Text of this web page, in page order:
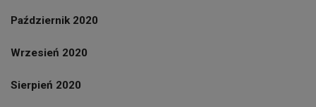
Październik 2020
Wrzesień 2020
Sierpień 2020